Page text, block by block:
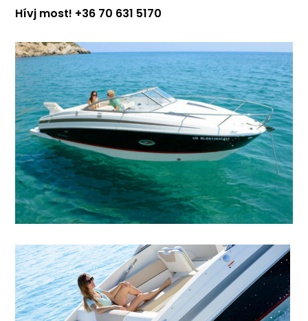
Hívj most! +36 70 631 5170